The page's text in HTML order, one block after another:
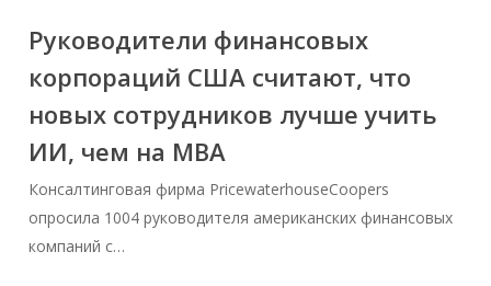
Руководители финансовых
корпораций США считают, что
новых сотрудников лучше учить
ИИ, чем на МВА
Консалтинговая фирма PricewaterhouseCoopers
опросила 1004 руководителя американских финансовых
компаний с…